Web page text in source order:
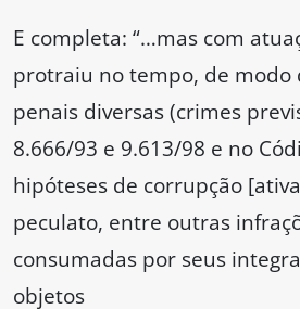
E completa: “…mas com
protraiu no tempo, de modo
penais diversas (crimes
8.666/93 e 9.613/98 e no
hipóteses de corrupção
peculato, entre outras
consumadas por seus
objetos